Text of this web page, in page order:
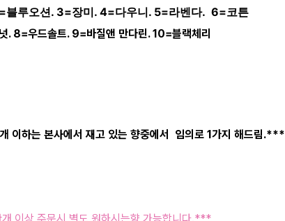
블루오션. 3=장미. 4=다우니. 5=라벤다. 6=코튼
. 8=우드솔트. 9=바질앤 만다린. 10=블랙체리
재고 있는 향중에서 임의로 1가지 해드림.***